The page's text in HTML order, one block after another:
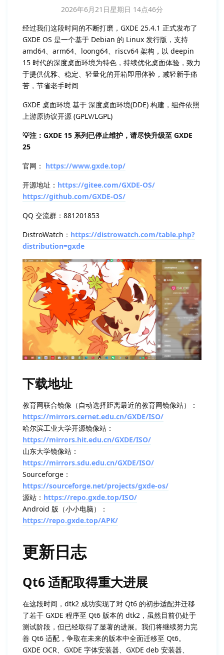
2026年6月21日星期日 14点46分
经过我们这段时间的不断打磨，GXDE 25.4.1 正式发布了
GXDE OS 是一个基于 Debian 的 Linux 发行版，支持
amd64、arm64、loong64、riscv64 架构，以 deepin
15 时代的深度桌面环境为特色，持续优化桌面体验，致力
于提供优雅、稳定、轻量化的开箱即用体验，减轻新手痛
苦，节省老手时间
GXDE 桌面环境 基于 深度桌面环境(DDE) 构建，组件依照
上游原协议开源 (GPLV/LGPL)
💡注：GXDE 15 系列已停止维护，请尽快升级至 GXDE
25
官网： https://www.gxde.top/
开源地址： https://gitee.com/GXDE-OS/
https://github.com/GXDE-OS/
QQ 交流群：881201853
DistroWatch： https://distrowatch.com/table.php?
distribution=gxde
下载地址
教育网联合镜像（自动选择距离最近的教育网镜像站）：
https://mirrors.cernet.edu.cn/GXDE/ISO/
哈尔滨工业大学开源镜像站：
https://mirrors.hit.edu.cn/GXDE/ISO/
山东大学镜像站：
https://mirrors.sdu.edu.cn/GXDE/ISO/
Sourceforge：
https://sourceforge.net/projects/gxde-os/
源站： https://repo.gxde.top/ISO/
Android 版（小小电脑）：
https://repo.gxde.top/APK/
更新日志
Qt6 适配取得重大进展
在这段时间，dtk2 成功实现了对 Qt6 的初步适配并迁移
了若干 GXDE 程序至 Qt6 版本的 dtk2，虽然目前仍处于
测试阶段，但已经取得了显著的进展。我们将继续努力完
善 Qt6 适配，争取在未来的版本中全面迁移至 Qt6。
GXDE OCR、GXDE 字体安装器、GXDE deb 安装器、